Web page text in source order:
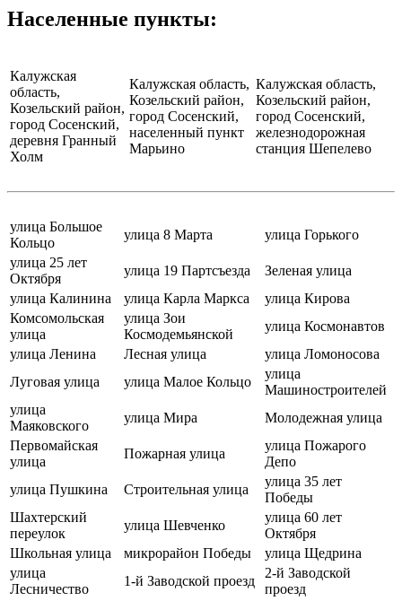
Населенные пункты:
Калужская
область,
Козельский район,
город Сосенский,
деревня Гранный
Холм
Калужская область,
Козельский район,
город Сосенский,
населенный пункт
Марьино
Калужская область,
Козельский район,
город Сосенский,
железнодорожная
станция Шепелево
улица Большое
Кольцо
улица 8 Марта
улица Горького
улица 25 лет
Октября
улица 19 Партсъезда
Зеленая улица
улица Калинина
улица Карла Маркса
улица Кирова
Комсомольская
улица
улица Зои
Космодемьянской
улица Космонавтов
улица Ленина
Лесная улица
улица Ломоносова
Луговая улица
улица Малое Кольцо
улица
Машиностроителей
улица
Маяковского
улица Мира
Молодежная улица
Первомайская
улица
Пожарная улица
улица Пожарого
Депо
улица Пушкина
Строительная улица
улица 35 лет
Победы
Шахтерский
переулок
улица Шевченко
улица 60 лет
Октября
Школьная улица
микрорайон Победы
улица Щедрина
улица
Лесничество
1-й Заводской проезд
2-й Заводской
проезд